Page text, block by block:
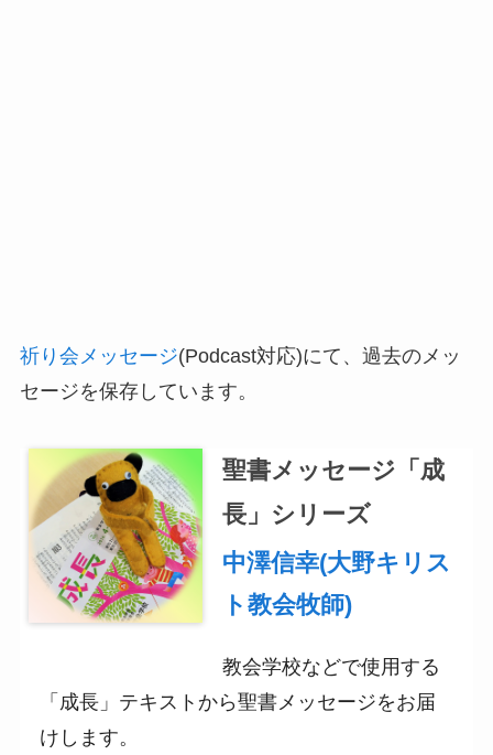
祈り会メッセージ(Podcast対応)にて、過去のメッ
セージを保存しています。
聖書メッセージ「成
長」シリーズ
中澤信幸(大野キリス
ト教会牧師)
教会学校などで使用する
「成長」テキストから聖書メッセージをお届
けします。